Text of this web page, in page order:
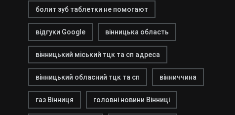
болит зуб таблетки не помогают
відгуки Google вінницька область
вінницький міський тцк та сп адреса
вінницький обласний тцк та сп вінниччина
газ Вінниця головні новини Вінниці